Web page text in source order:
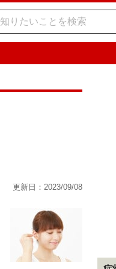
更新日：2023/09/08